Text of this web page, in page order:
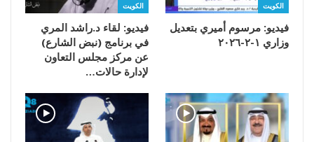
الكويت
فيديو: مرسوم أميري بتعديل
وزاري ١-٢-٢٠٢٦
الكويت
فيديو: لقاء د.راشد المري
في برنامج (نبض الشارع)
عن مركز مجلس التعاون
لإدارة حالات…